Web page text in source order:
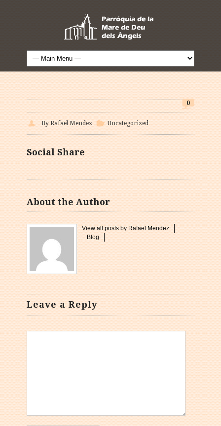
0
By Rafael Mendez Uncategorized
Social Share
About the Author
View all posts by Rafael Mendez
Blog
Leave a Reply